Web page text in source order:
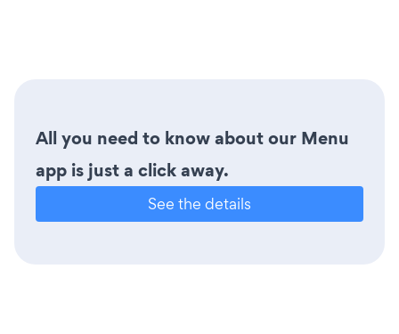
All you need to know about our Menu
app is just a click away.
See the details